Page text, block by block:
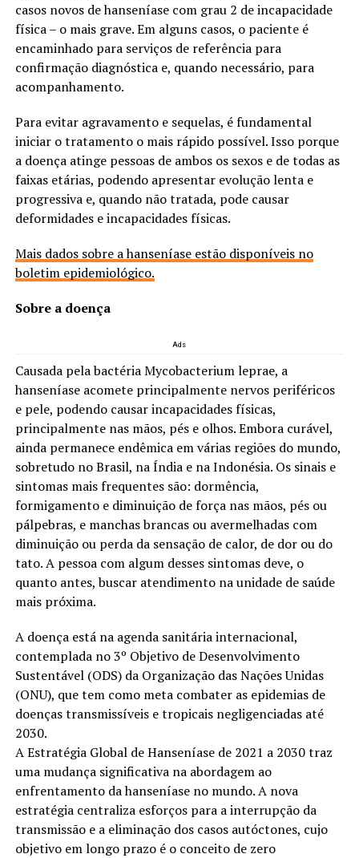
casos novos de hanseníase com grau 2 de incapacidade
física – o mais grave. Em alguns casos, o paciente é
encaminhado para serviços de referência para
confirmação diagnóstica e, quando necessário, para
acompanhamento.
Para evitar agravamento e sequelas, é fundamental
iniciar o tratamento o mais rápido possível. Isso porque
a doença atinge pessoas de ambos os sexos e de todas as
faixas etárias, podendo apresentar evolução lenta e
progressiva e, quando não tratada, pode causar
deformidades e incapacidades físicas.
Mais dados sobre a hanseníase estão disponíveis no
boletim epidemiológico.
Sobre a doença
Ads
Causada pela bactéria Mycobacterium leprae, a
hanseníase acomete principalmente nervos periféricos
e pele, podendo causar incapacidades físicas,
principalmente nas mãos, pés e olhos. Embora curável,
ainda permanece endêmica em várias regiões do mundo,
sobretudo no Brasil, na Índia e na Indonésia. Os sinais e
sintomas mais frequentes são: dormência,
formigamento e diminuição de força nas mãos, pés ou
pálpebras, e manchas brancas ou avermelhadas com
diminuição ou perda da sensação de calor, de dor ou do
tato. A pessoa com algum desses sintomas deve, o
quanto antes, buscar atendimento na unidade de saúde
mais próxima.
A doença está na agenda sanitária internacional,
contemplada no 3º Objetivo de Desenvolvimento
Sustentável (ODS) da Organização das Nações Unidas
(ONU), que tem como meta combater as epidemias de
doenças transmissíveis e tropicais negligenciadas até
2030.
A Estratégia Global de Hanseníase de 2021 a 2030 traz
uma mudança significativa na abordagem ao
enfrentamento da hanseníase no mundo. A nova
estratégia centraliza esforços para a interrupção da
transmissão e a eliminação dos casos autóctones, cujo
objetivo em longo prazo é o conceito de zero